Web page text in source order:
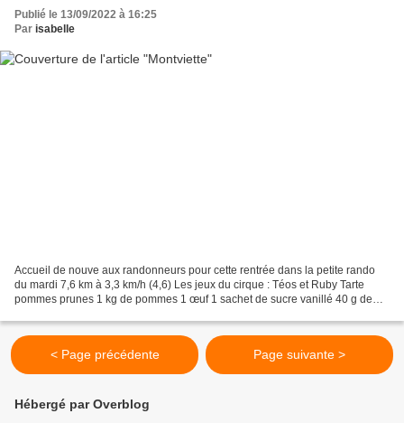
Publié le 13/09/2022 à 16:25
Par isabelle
Accueil de nouve aux randonneurs pour cette rentrée dans la petite rando
du mardi 7,6 km à 3,3 km/h (4,6) Les jeux du cirque : Téos et Ruby Tarte
pommes prunes 1 kg de pommes 1 œuf 1 sachet de sucre vanillé 40 g de
< Page précédente Page suivante >
Hébergé par Overblog